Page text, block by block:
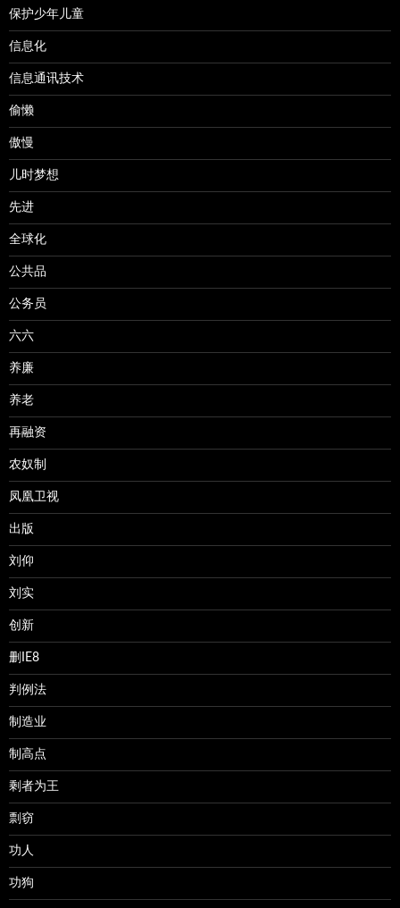
保护少年儿童
信息化
信息通讯技术
偷懒
傲慢
儿时梦想
先进
全球化
公共品
公务员
六六
养廉
养老
再融资
农奴制
凤凰卫视
出版
刘仰
刘实
创新
删IE8
判例法
制造业
制高点
剩者为王
剽窃
功人
功狗